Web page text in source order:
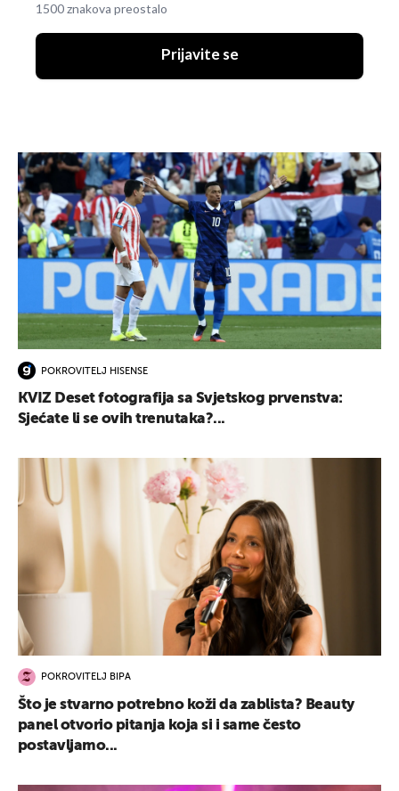
1500 znakova preostalo
Prijavite se
POKROVITELJ HISENSE
KVIZ Deset fotografija sa Svjetskog prvenstva:
Sjećate li se ovih trenutaka?...
POKROVITELJ BIPA
Što je stvarno potrebno koži da zablista? Beauty
panel otvorio pitanja koja si i same često
postavljamo...